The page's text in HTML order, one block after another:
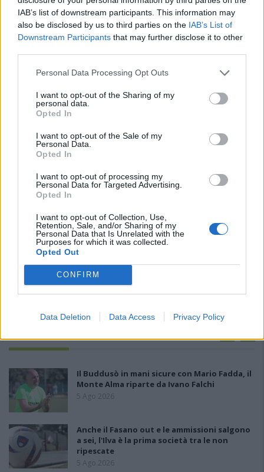
IAB’s list of downstream participants. This information may
also be disclosed by us to third parties on the IAB’s List of
Downstream Participants that may further disclose it to other
Personal Data Processing Opt Outs
I want to opt-out of the Sharing of my
personal data.
Opted In
I want to opt-out of the Sale of my
Personal Data.
Opted In
I want to opt-out of processing my
Personal Data for Targeted Advertising.
Opted In
I want to opt-out of Collection, Use,
Retention, Sale, and/or Sharing of my
Personal Data that Is Unrelated with the
Purposes for which it was collected.
Opted Out
CONFIRM
Data Deletion Data Access Privacy Policy
Il Buddusò in mani sicure con Mario Fadda, il
Monte Alma riparte da Ivano Falchi
5 Ago 2026
Anche il Fasano out e le ammissioni salgono
a sei, l'Ilva è la prima società tra le non
ripescate
5 Ago 2026